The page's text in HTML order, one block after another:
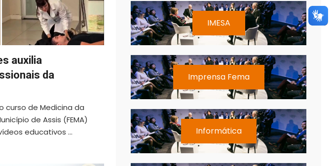
auxilia
da
curso de Medicina da
de Assis (FEMA)
educativos ...
IMESA
Imprensa Fema
Informática